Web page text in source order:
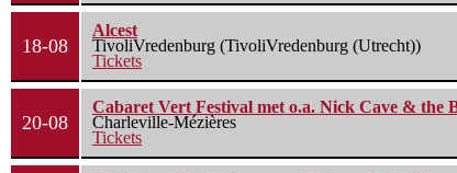
18-08
Alcest
TivoliVredenburg (TivoliVredenburg (Utrecht))
Tickets
20-08
Cabaret Vert Festival met o.a. Nick Cave & the
Charleville-Mézières
Tickets